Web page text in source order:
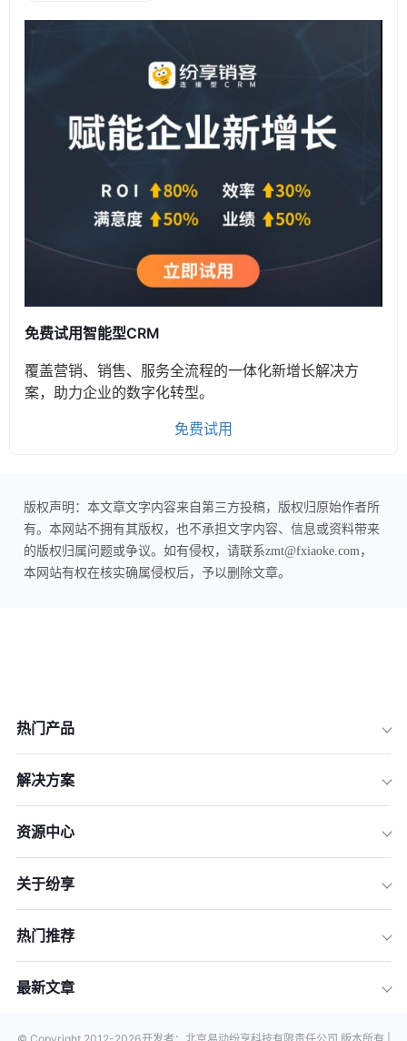
免费试用智能型CRM
覆盖营销、销售、服务全流程的一体化新增长解决方
案，助力企业的数字化转型。
免费试用
版权声明：本文章文字内容来自第三方投稿，版权归原始作者所
有。本网站不拥有其版权，也不承担文字内容、信息或资料带来
的版权归属问题或争议。如有侵权，请联系zmt@fxiaoke.com，
本网站有权在核实确属侵权后，予以删除文章。
热门产品
解决方案
资源中心
关于纷享
热门推荐
最新文章